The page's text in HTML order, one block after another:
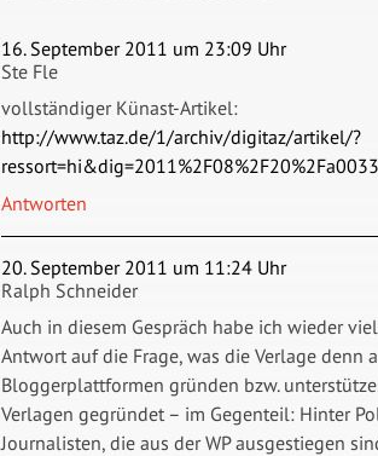
16. September 2011 um 23:09 Uhr
Ste Fle
vollständiger Künast-Artikel:
http://www.taz.de/1/archiv/digitaz/artikel/?
Antworten
20. September 2011 um 11:24 Uhr
Ralph Schneider
Auch in diesem Gespräch habe ich wieder
Antwort auf die Frage, was die Verlage denn
Bloggerplattformen gründen bzw.
Verlagen gegründet – im Gegenteil: Hinter
Journalisten, die aus der WP ausgestiegen